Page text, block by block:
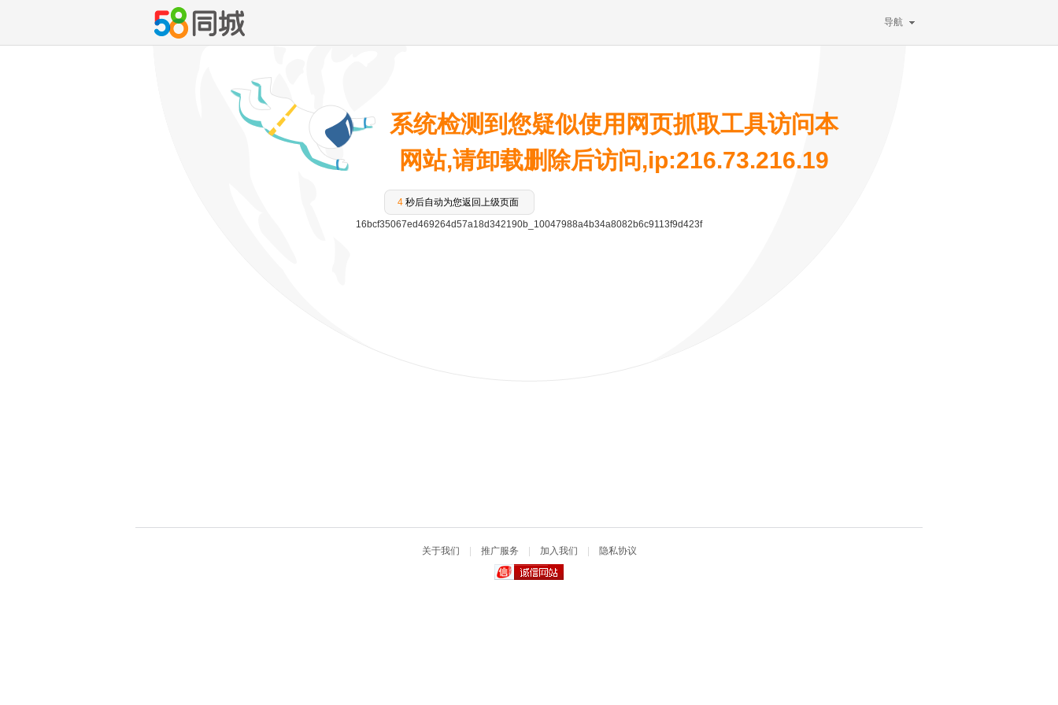
导航
系统检测到您疑似使用网页抓取工具访问本
网站,请卸载删除后访问,ip:216.73.216.19
4 秒后自动为您返回上级页面
16bcf35067ed469264d57a18d342190b_10047988a4b34a8082b6c9113f9d423f
关于我们 推广服务 加入我们 隐私协议